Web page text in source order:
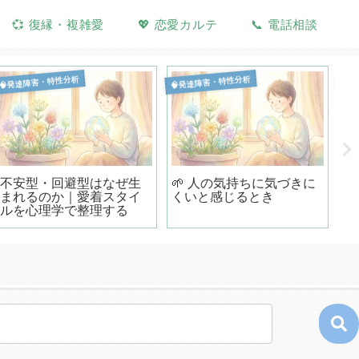
💞 復縁・複雑愛 💖 恋愛カルテ 📞 電話相談
発達障害・特性分析
不安型・回避型はなぜ生
まれるのか｜愛着スタイ
ルを心理学で整理する
🧠発達障害・特性分析
🌱 人の気持ちに気づきに
くいと感じるとき